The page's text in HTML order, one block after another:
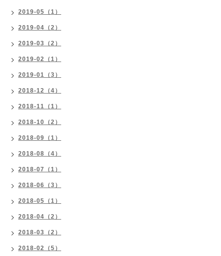
2019-05（1）
2019-04（2）
2019-03（2）
2019-02（1）
2019-01（3）
2018-12（4）
2018-11（1）
2018-10（2）
2018-09（1）
2018-08（4）
2018-07（1）
2018-06（3）
2018-05（1）
2018-04（2）
2018-03（2）
2018-02（5）